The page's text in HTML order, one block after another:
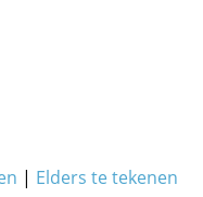
| Elders te tekenen